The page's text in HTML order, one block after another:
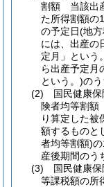
割額 当該出
た所得割額の
の予定日(地
には、出産の
定月」という
ら出産予定月
という。)の
(2)
国民健康
険者均等割
り算定した被
額するものと
者均等割額)
産後期間のう
(3)
国民健康
等課税額の所